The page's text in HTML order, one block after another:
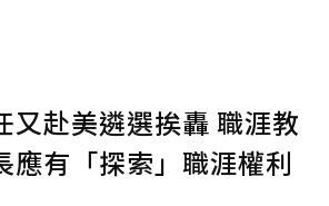
又赴美遴選挨轟 職涯教
應有「探索」職涯權利